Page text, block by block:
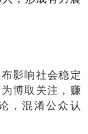
影响社会稳定
博取关注，赚
，混淆公众认